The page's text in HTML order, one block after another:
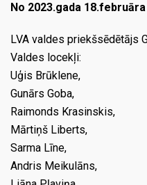
No 2023.gada
LVA valdes priekšsēdētājs
Valdes locekļi:
Uģis Brūklene,
Gunārs Goba,
Raimonds Krasinskis,
Mārtiņš Liberts,
Sarma Līne,
Andris Meikulāns,